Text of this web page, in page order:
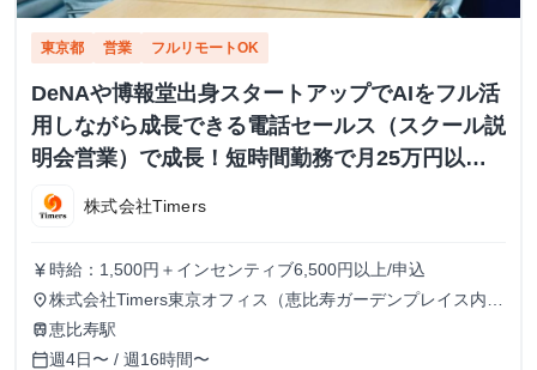
東京都 営業 フルリモートOK
DeNAや博報堂出身スタートアップでAIをフル活
用しながら成長できる電話セールス（スクール説
明会営業）で成長！短時間勤務で月25万円以上
も
株式会社Timers
currency_yen 時給：1,500円＋インセンティブ6,500円以上/申込
place株式会社Timers東京オフィス（恵比寿ガーデンプレイス内）
または在宅での勤務 顧客対応や業務ツール使用のため、自
宅の場合は快適なPCとネット環境が必須※海外在住・留学
train恵比寿駅
calendar_today週4日〜 / 週16時間〜